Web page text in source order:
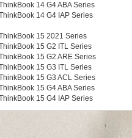
14 G4 ABA Series
14 G4 IAP Series
15 2021 Series
15 G2 ITL Series
15 G2 ARE Series
15 G3 ITL Series
15 G3 ACL Series
15 G4 ABA Series
15 G4 IAP Series